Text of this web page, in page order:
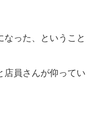
なった、ということ
店員さんが仰ってい